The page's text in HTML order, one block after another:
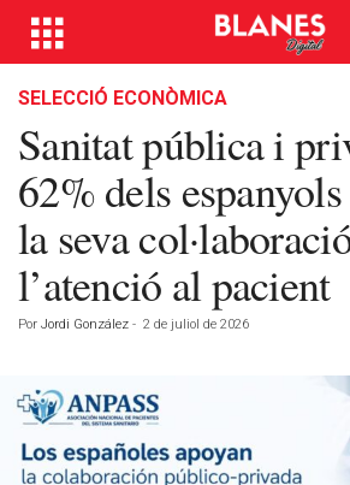
SELECCIÓ ECONÒMICA
Sanitat pública i
62% dels
la seva
l’atenció al pacient
Por Jordi González - 2 de juliol de 2026